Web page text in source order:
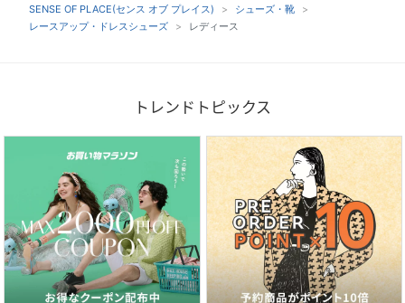
SENSE OF PLACE(センス オブ プレイス)
シューズ・靴
レースアップ・ドレスシューズ
レディース
トレンドトピックス